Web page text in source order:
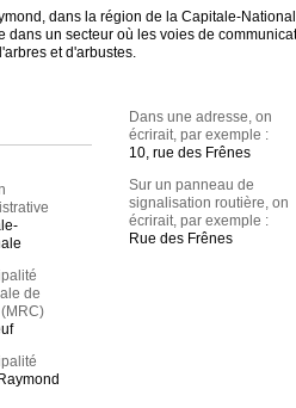
dans la région de la Capitale-
dans un secteur où les voies de
et d'arbustes.
de
Dans une adresse, on
écrirait, par exemple :
10, rue des Frênes
Sur un panneau de
signalisation routière, on
écrirait, par exemple :
Rue des Frênes